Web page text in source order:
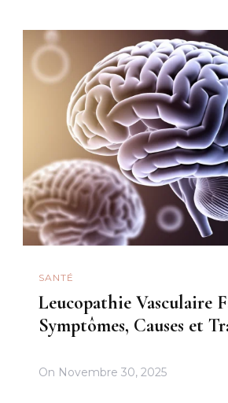
SANTÉ
Leucopathie Vasculaire
Symptômes, Causes et
On Novembre 30, 2025